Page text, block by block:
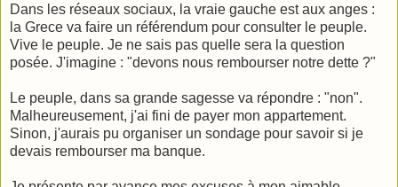
Dans les réseaux sociaux, la vraie gauche est aux anges :
la Grece va faire un référendum pour consulter le peuple.
Vive le peuple. Je ne sais pas quelle sera la question
posée. J'imagine : "devons nous rembourser notre dette ?"
Le peuple, dans sa grande sagesse va répondre : "non".
Malheureusement, j'ai fini de payer mon appartement.
Sinon, j'aurais pu organiser un sondage pour savoir si je
devais rembourser ma banque.